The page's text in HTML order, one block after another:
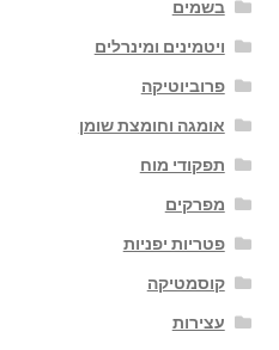
בשמים
ויטמינים ומינרלים
פרוביוטיקה
אומגה וחומצת שומן
תפקודי מוח
מפרקים
פטריות יפניות
קוסמטיקה
עצירות